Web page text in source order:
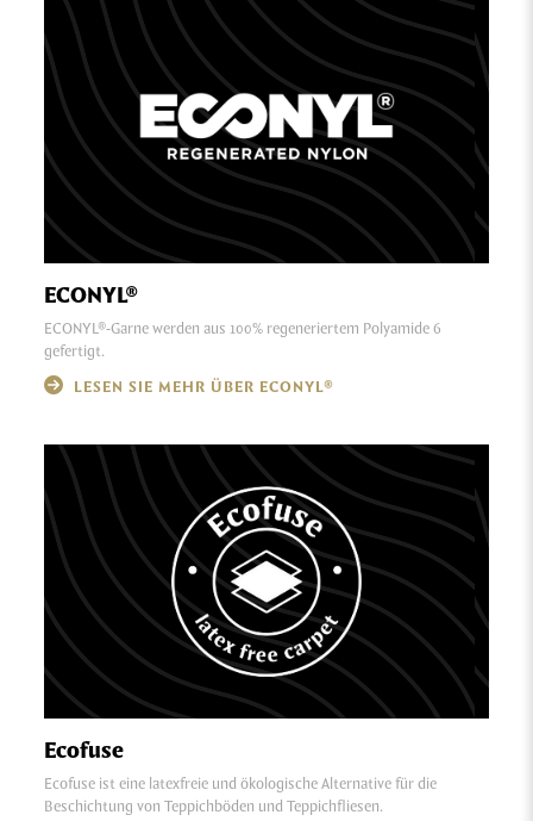
ECONYL®
ECONYL®-Garne werden aus 100% regeneriertem Polyamide 6
gefertigt.
LESEN SIE MEHR ÜBER ECONYL®
Ecofuse
Ecofuse ist eine latexfreie und ökologische Alternative für die
Beschichtung von Teppichböden und Teppichfliesen.